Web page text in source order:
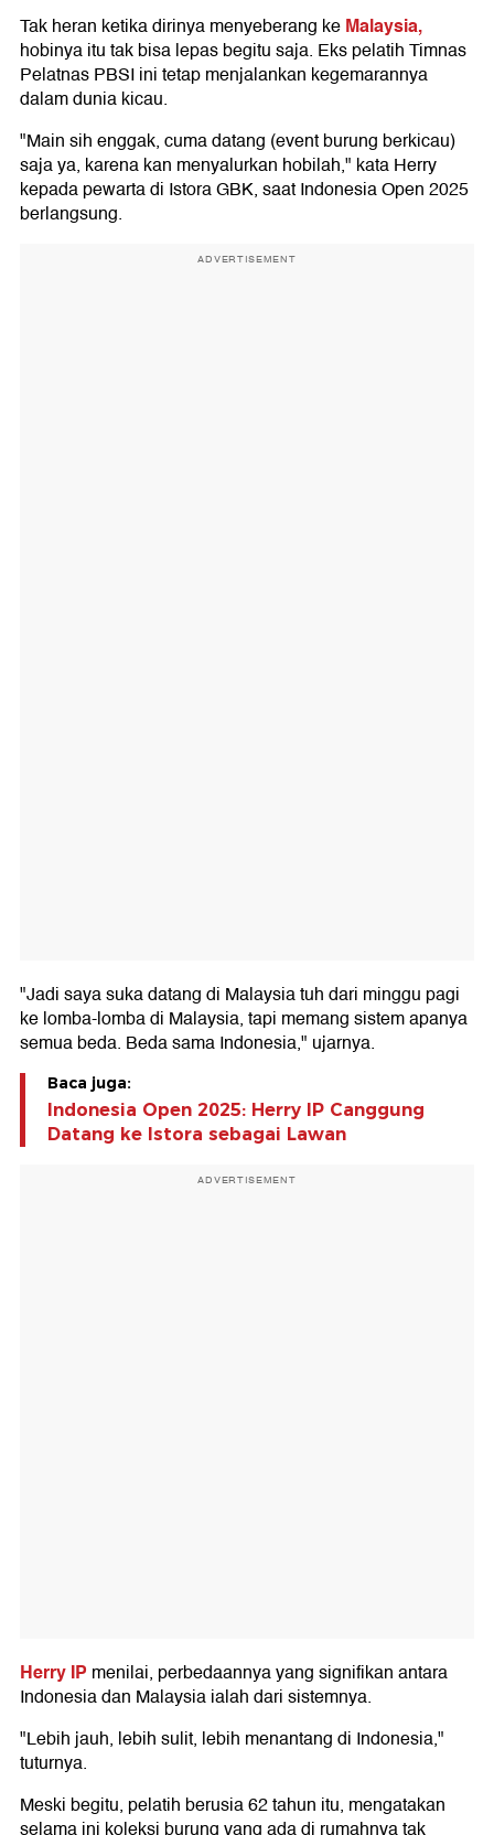
Tak heran ketika dirinya menyeberang keMalaysia,
hobinya itu tak bisa lepas begitu saja. Eks pelatih Timnas
Pelatnas PBSI ini tetap menjalankan kegemarannya
dalam dunia kicau.
"Main sih enggak, cuma datang (event burung berkicau)
saja ya, karena kan menyalurkan hobilah," kata Herry
kepada pewarta di Istora GBK, saat Indonesia Open 2025
berlangsung.
ADVERTISEMENT
"Jadi saya suka datang di Malaysia tuh dari minggu pagi
ke lomba-lomba di Malaysia, tapi memang sistem apanya
semua beda. Beda sama Indonesia," ujarnya.
Baca juga:
Indonesia Open 2025: Herry IP Canggung
Datang ke Istora sebagai Lawan
ADVERTISEMENT
Herry IP menilai, perbedaannya yang signifikan antara
Indonesia dan Malaysia ialah dari sistemnya.
"Lebih jauh, lebih sulit, lebih menantang di Indonesia,"
tuturnya.
Meski begitu, pelatih berusia 62 tahun itu, mengatakan